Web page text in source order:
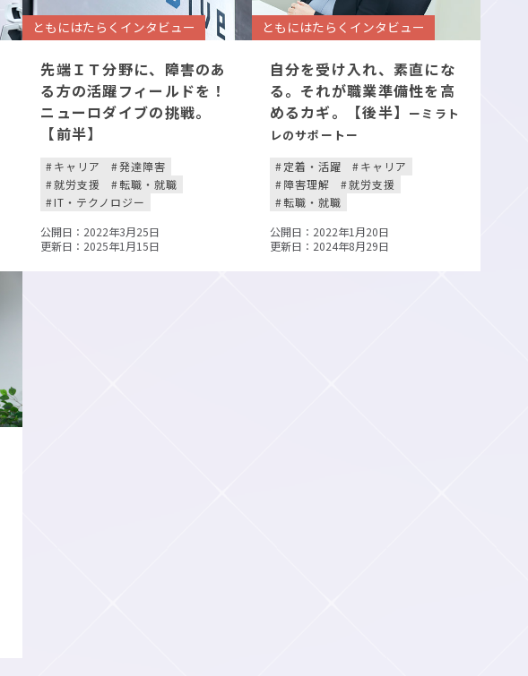
ともにはたらくインタビュー
先端ＩＴ分野に、障害のあ
る方の活躍フィールドを！
ニューロダイブの挑戦。
【前半】
キャリア
発達障害
就労支援
転職・就職
IT・テクノロジー
公開日：2022年3月25日
更新日：2025年1月15日
ともにはたらくインタビュー
自分を受け入れ、素直にな
る。それが職業準備性を高
めるカギ。【後半】
ーミラト
レのサポートー
定着・活躍
キャリア
障害理解
就労支援
転職・就職
公開日：2022年1月20日
更新日：2024年8月29日